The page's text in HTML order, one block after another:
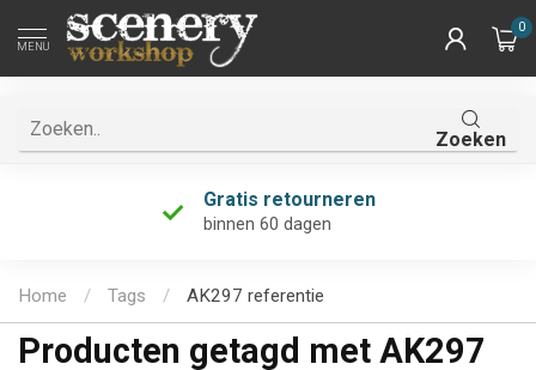
MENU
0
Zoeken
Gratis retourneren
binnen 60 dagen
Home / Tags / AK297 referentie
Producten getagd met AK297